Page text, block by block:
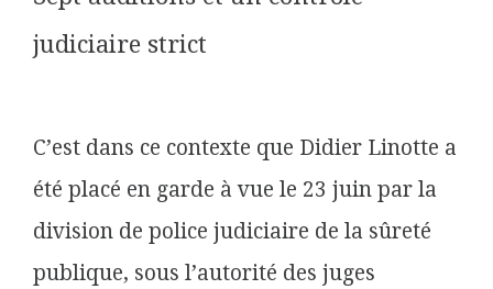
judiciaire strict
C’est dans ce contexte que Didier Linotte a
été placé en garde à vue le 23 juin par la
division de police judiciaire de la sûreté
publique, sous l’autorité des juges